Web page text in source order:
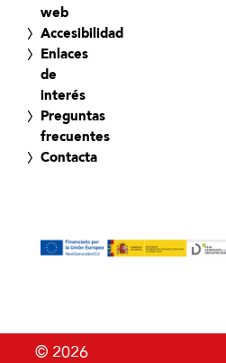
web
Accesibilidad
Enlaces
de
interés
Preguntas
frecuentes
Contacta
© 2026